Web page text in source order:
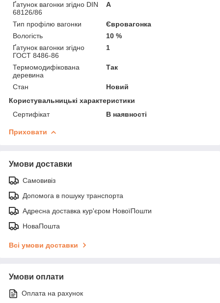
Ґатунок вагонки згідно DIN
68126/86
А
Тип профілю вагонки
Євровагонка
Вологість
10 %
Ґатунок вагонки згідно
ГОСТ 8486-86
1
Термомодифікована
деревина
Так
Стан
Новий
Користувальницькі характеристики
Сертифікат
В наявності
Приховати
Умови доставки
Самовивіз
Допомога в пошуку транспорта
Адресна доставка кур'єром НовоїПошти
НоваПошта
Всі умови доставки
Умови оплати
Оплата на рахунок